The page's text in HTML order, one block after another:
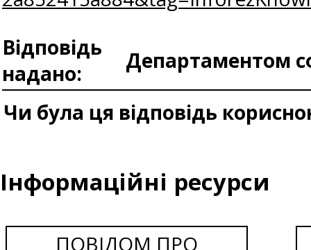
Відповідь
надано:
Департаментом
Чи була ця відповідь
Інформаційні ресурси
ПОВІДОМ ПРО